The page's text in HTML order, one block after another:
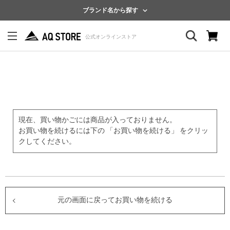
ブランド名から探す
現在、買い物かごには商品が入っておりません。
お買い物を続けるには下の 「お買い物を続ける」 をクリッ
クしてください。
元の画面に戻ってお買い物を続ける